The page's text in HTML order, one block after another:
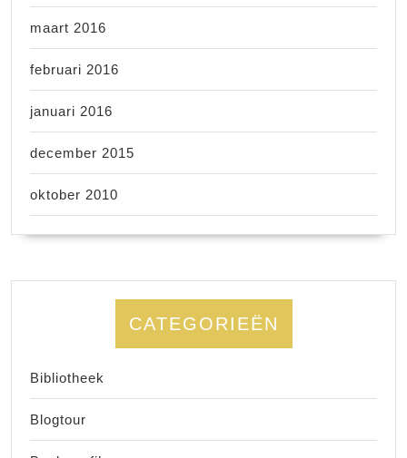
maart 2016
februari 2016
januari 2016
december 2015
oktober 2010
CATEGORIEËN
Bibliotheek
Blogtour